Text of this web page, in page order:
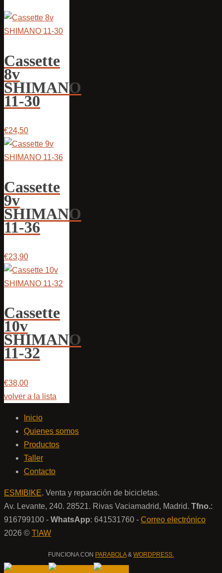
Cassette
8v
SHIMANO
11-30
€24,50
Cassette
9v
SHIMANO
11-36
€23,90
Cassette
10v
SHIMANO
11-32
€38,00
volver a la lista
Inicio
Quienes somos
Productos
Taller
Contacto
ESMIBIKE. Venta y reparación de bicicletas.
Av. Levante, 240. 28521. Rivas Vaciamadrid, Madrid. Tfno.:
916799100 - WhatsApp: 641531760 - Correo electrónico
2026 © T!AW
FUNCIONA CON PARABOLA& WORDPRESS.